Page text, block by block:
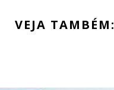
VEJA TAMBÉM: